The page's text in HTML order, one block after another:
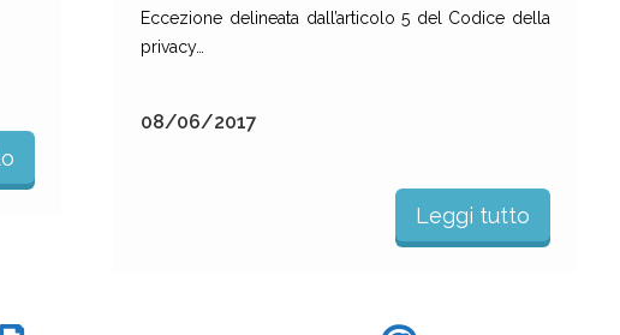
Eccezione delineata dall’articolo 5 del Codice della
privacy…
08/06/2017
Leggi tutto